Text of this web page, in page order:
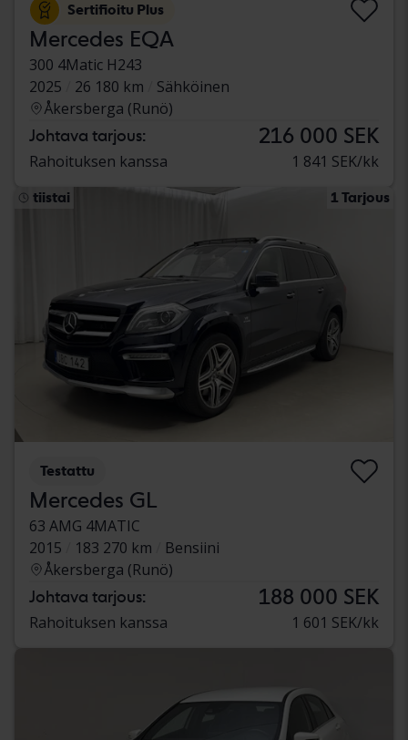
Sertifioitu Plus
Mercedes EQA
300 4Matic H243
2025
26 180 km
Sähköinen
Åkersberga (Runö)
Johtava tarjous: 216 000 SEK
Rahoituksen kanssa 1 841 SEK/kk
tiistai 1 Tarjous
Testattu
Mercedes GL
63 AMG 4MATIC
2015
183 270 km
Bensiini
Åkersberga (Runö)
Johtava tarjous: 188 000 SEK
Rahoituksen kanssa 1 601 SEK/kk